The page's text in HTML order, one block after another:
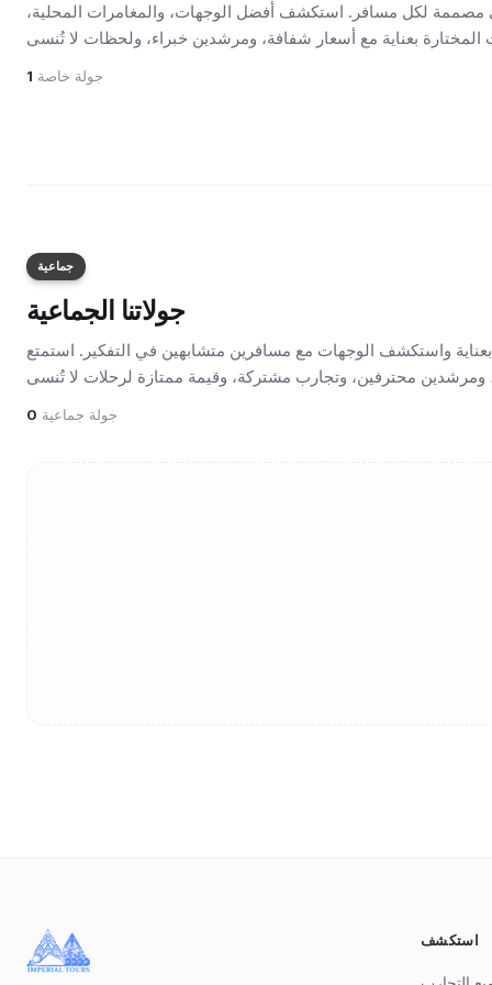
لكل مسافر. استكشف أفضل الوجهات، والمغامرات المحلية،
1 جولة خاصة
تبليسي, متskheta +11 من تبليسي 7 يوم 19
390 $273
جماعية
جولاتنا الجماعية
بعناية واستكشف الوجهات مع مسافرين متشابهين في التفكير. استمتع
0 جولة جماعية
استكشف